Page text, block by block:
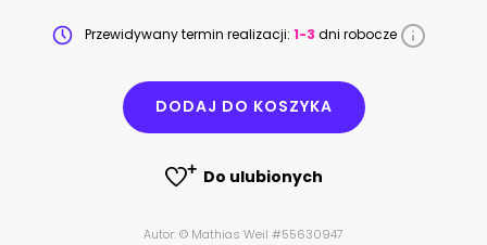
Przewidywany termin realizacji: 1-3 dni robocze
DODAJ DO KOSZYKA
Do ulubionych
Autor: © Mathias Weil #55630947